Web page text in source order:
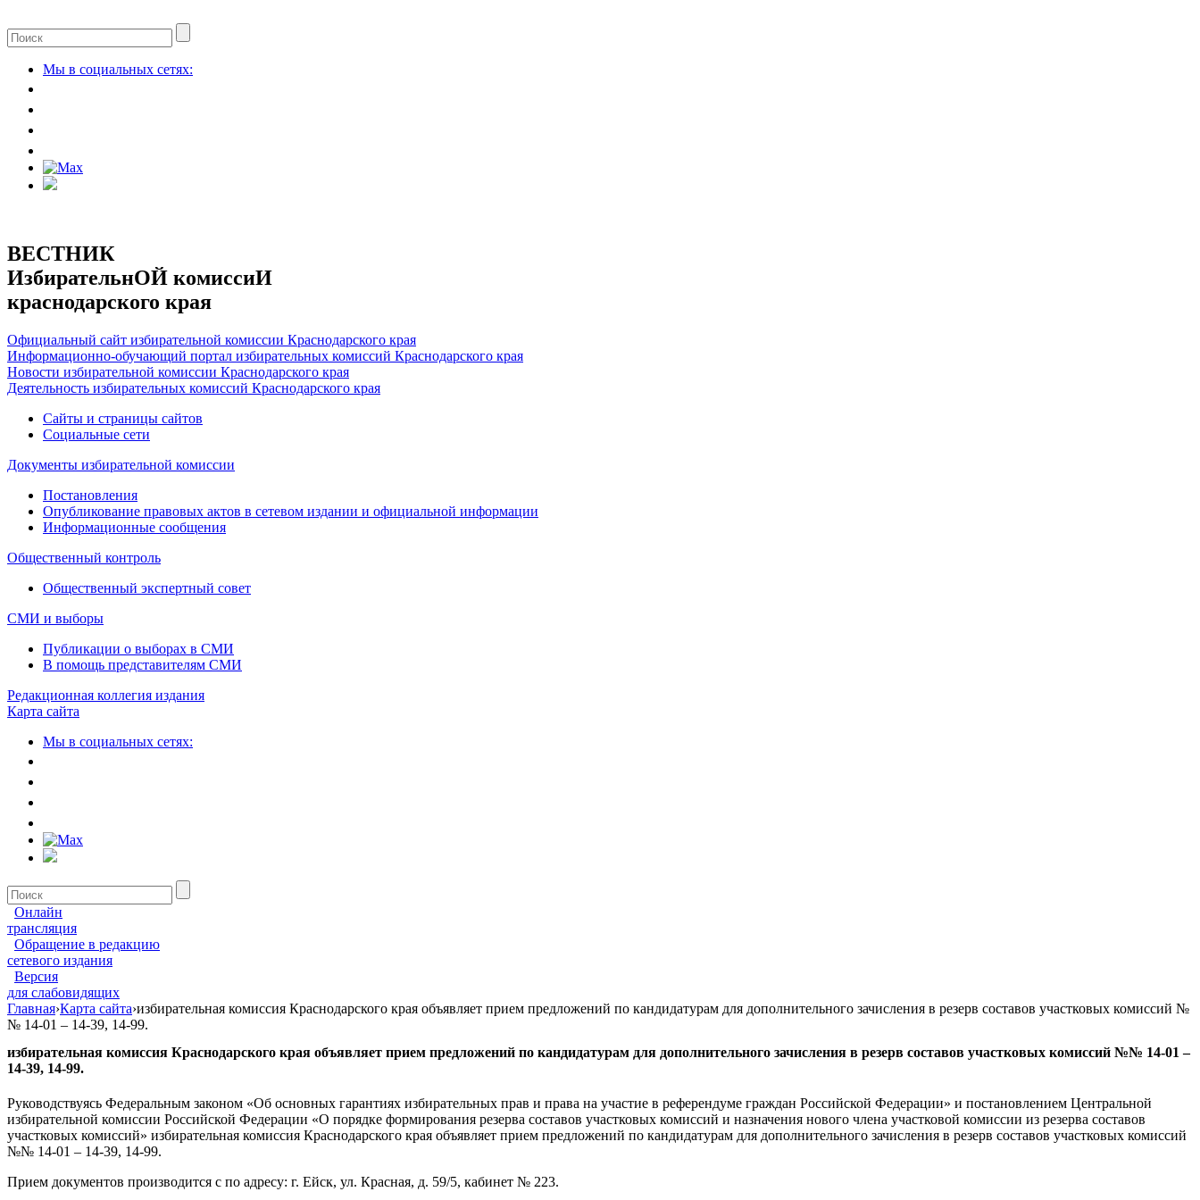
Мы в социальных сетях:
ВЕСТНИК
ИзбирательнОЙ комиссиИ
краснодарского края
Официальный сайт избирательной комиссии Краснодарского края
Информационно-обучающий портал избирательных комиссий Краснодарского края
Новости избирательной комиссии Краснодарского края
Деятельность избирательных комиссий Краснодарского края
Сайты и страницы сайтов
Социальные сети
Документы избирательной комиссии
Постановления
Опубликование правовых актов в сетевом издании и официальной информации
Информационные сообщения
Общественный контроль
Общественный экспертный совет
СМИ и выборы
Публикации о выборах в СМИ
В помощь представителям СМИ
Редакционная коллегия издания
Карта сайта
Мы в социальных сетях:
Онлайн
трансляция
Обращение в редакцию
сетевого издания
Версия
для слабовидящих
Главная›Карта сайта›избирательная комиссия Краснодарского края объявляет прием предложений по кандидатурам для дополнительного зачисления в резерв составов участковых комиссий №
№ 14-01 – 14-39, 14-99.
избирательная комиссия Краснодарского края объявляет прием предложений по кандидатурам для дополнительного зачисления в резерв составов участковых комиссий №№ 14-01 –
14-39, 14-99.
Руководствуясь Федеральным законом «Об основных гарантиях избирательных прав и права на участие в референдуме граждан Российской Федерации» и постановлением Центральной
избирательной комиссии Российской Федерации «О порядке формирования резерва составов участковых комиссий и назначения нового члена участковой комиссии из резерва составов
участковых комиссий» избирательная комиссия Краснодарского края объявляет прием предложений по кандидатурам для дополнительного зачисления в резерв составов участковых комиссий
№№ 14-01 – 14-39, 14-99.
Прием документов производится с по адресу: г. Ейск, ул. Красная, д. 59/5, кабинет № 223.